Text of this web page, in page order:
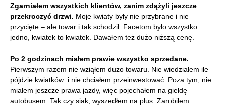
Zgarniałem wszystkich klientów, zanim zdążyli jeszcze
przekroczyć drzwi. Moje kwiaty były nie przybrane i nie
przycięte – ale towar i tak schodził. Facetom było wszystko
jedno, kwiatek to kwiatek. Dawałem też dużo niższą cenę.
Po 2 godzinach miałem prawie wszystko sprzedane.
Pierwszym razem nie wziąłem dużo towaru. Nie wiedziałem ile
pójdzie kwiatków i nie chciałem przeinwestować. Poza tym, nie
miałem jeszcze prawa jazdy, więc pojechałem na giełdę
autobusem. Tak czy siak, wyszedłem na plus. Zarobiłem